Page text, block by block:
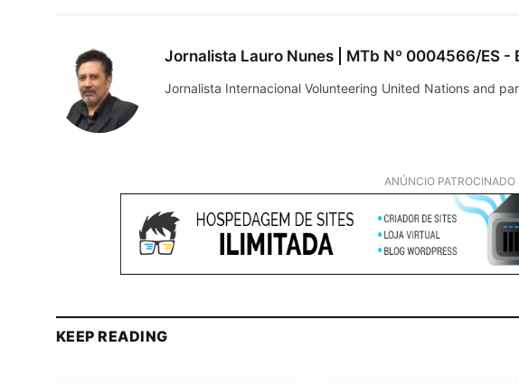
Jornalista Lauro Nunes | MTb Nº 0004566/ES -
Jornalista Internacional Volunteering United Nations and
ANÚNCIO PATROCINADO
KEEP READING